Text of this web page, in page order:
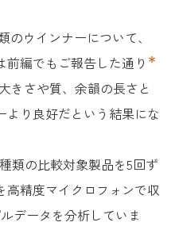
ウインナーについて、
編でもご報告した通り ＊
きさや質、余韻の長さと
より良好だという結果にな
類の比較対象製品を5回ず
高精度マイクロフォンで収
データを分析していま